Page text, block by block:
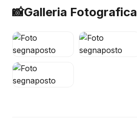
📸Galleria Fotografica